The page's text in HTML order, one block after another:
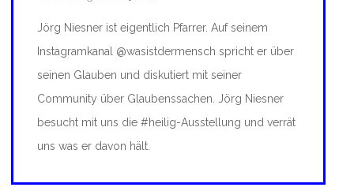
Jörg Niesner ist eigentlich Pfarrer. Auf seinem
Instagramkanal @wasistdermensch spricht er über
seinen Glauben und diskutiert mit seiner
Community über Glaubenssachen. Jörg Niesner
besucht mit uns die #heilig-Ausstellung und verrät
uns was er davon hält.